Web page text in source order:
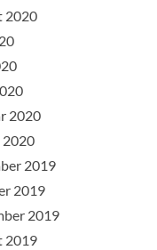
2020
2020
2020
2019
2019
2019
2019